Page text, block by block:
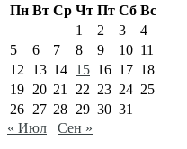
Пн Вт Ср Чт Пт Сб Вс
1
2 3
4
5
6 7 8 9 10 11
12
13 14 15 16 17 18
19 20 21 22 23 24 25
26 27 28 29 30 31
« Июл
Сен »